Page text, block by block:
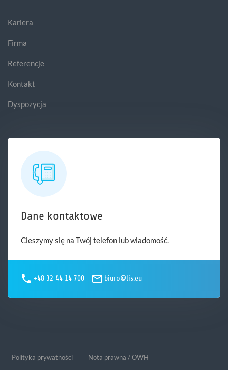
Kariera
Firma
Referencje
Kontakt
Dyspozycja
Dane kontaktowe
Cieszymy się na Twój telefon lub wiadomość.
+48 32 44 14 700 biuro@lis.eu
Polityka prywatności Nota prawna / OWH